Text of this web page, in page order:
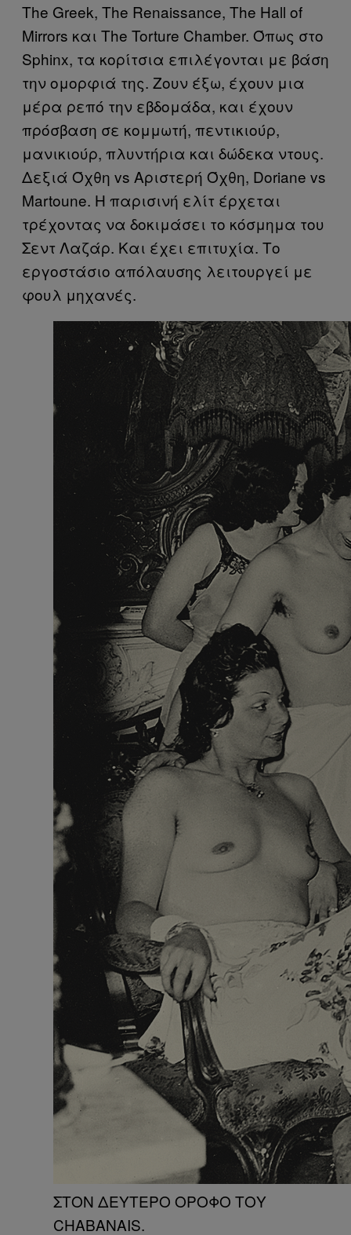
The Greek, The Renaissance, The Hall of
Mirrors και The Torture Chamber. Όπως στο
Sphinx, τα κορίτσια επιλέγονται με βάση
την ομορφιά της. Ζουν έξω, έχουν μια
μέρα ρεπό την εβδομάδα, και έχουν
πρόσβαση σε κομμωτή, πεντικιούρ,
μανικιούρ, πλυντήρια και δώδεκα ντους.
Δεξιά Όχθη vs Αριστερή Όχθη, Doriane vs
Martoune. Η παρισινή ελίτ έρχεται
τρέχοντας να δοκιμάσει το κόσμημα του
Σεντ Λαζάρ. Και έχει επιτυχία. Το
εργοστάσιο απόλαυσης λειτουργεί με
φουλ μηχανές.
ΣΤΟΝ ΔΕΥΤΕΡΟ ΟΡΟΦΟ ΤΟΥ
CHABANAIS.